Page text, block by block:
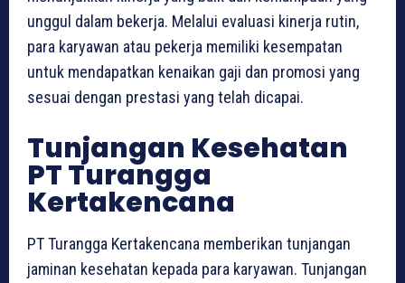
unggul dalam bekerja. Melalui evaluasi kinerja rutin,
para karyawan atau pekerja memiliki kesempatan
untuk mendapatkan kenaikan gaji dan promosi yang
sesuai dengan prestasi yang telah dicapai.
Tunjangan Kesehatan
PT Turangga
Kertakencana
PT Turangga Kertakencana memberikan tunjangan
jaminan kesehatan kepada para karyawan. Tunjangan